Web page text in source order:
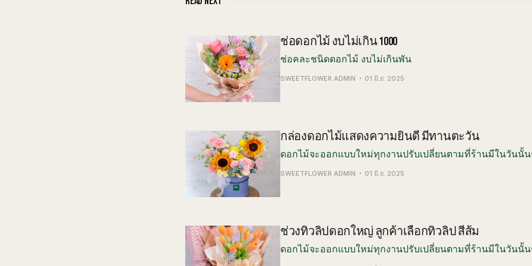
ช่อดอกไม้ งบไม่เกิน 1000
ช่อคละชนิดดอกไม้ งบไม่เกินพัน
SWEETFLOWER ADMIN 01 มิ.ย. 2025
กล่องดอกไม้แสดงความยินดี มีทานตะวัน
ดอกไม้จะออกแบบใหม่ทุกงานปรับเปลี่ยนตามที่ร้านมีในวันนั้
SWEETFLOWER ADMIN 01 มิ.ย. 2025
ช่วงทิวลิปดอกใหญ่ ลูกค้าเลือกทิวลิป สีส้ม
ดอกไม้จะออกแบบใหม่ทุกงานปรับเปลี่ยนตามที่ร้านมีในวันนั้